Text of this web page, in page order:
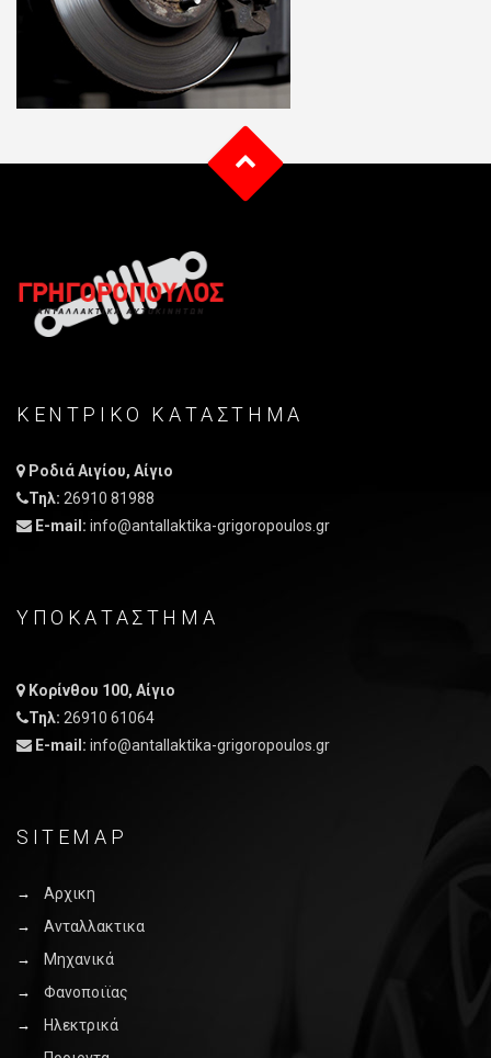
ΚΕΝΤΡΙΚO ΚΑΤAΣΤΗΜΑ
Ροδιά Αιγίου, Αίγιο
Τηλ: 26910 81988
E-mail: info@antallaktika-grigoropoulos.gr
ΥΠΟΚΑΤΑΣΤΗΜΑ
Κορίνθου 100, Αίγιο
Τηλ: 26910 61064
E-mail: info@antallaktika-grigoropoulos.gr
SITEMAP
Αρχικη
Ανταλλακτικα
Μηχανικά
Φανοποιϊας
Ηλεκτρικά